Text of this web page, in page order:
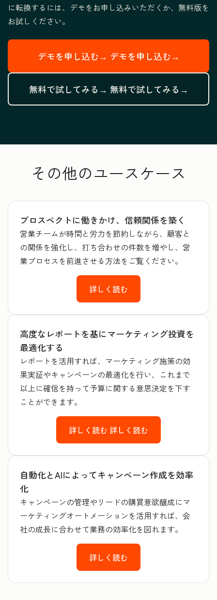
に転換するには、デモをお申し込みいただくか、無料版を
お試しください。
デモを申し込む→ デモを申し込む→
無料で試してみる→ 無料で試してみる→
その他のユースケース
プロスペクトに働きかけ、信頼関係を築く
営業チームが時間と労力を節約しながら、顧客と
の関係を強化し、打ち合わせの件数を増やし、営
業プロセスを前進させる方法をご覧ください。
詳しく読む
高度なレポートを基にマーケティング投資を
最適化する
レポートを活用すれば、マーケティング施策の効
果実証やキャンペーンの最適化を行い、これまで
以上に確信を持って予算に関する意思決定を下す
ことができます。
詳しく読む 詳しく読む
自動化とAIによってキャンペーン作成を効率
化
キャンペーンの管理やリードの購買意欲醸成にマ
ーケティングオートメーションを活用すれば、会
社の成長に合わせて業務の効率化を図れます。
詳しく読む